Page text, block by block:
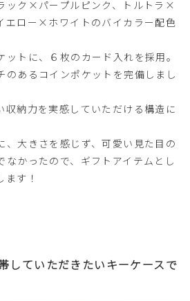
ック×パープルピンク、トルトラ×
エロー×ホワイトのバイカラー配色
トに、６枚のカード入れを採用。
のあるコインポケットを完備しまし
収納力を実感していただける構造に
、大きさを感じず、可愛い見た目の
なかったので、ギフトアイテムとし
す！
していただきたいキーケースで